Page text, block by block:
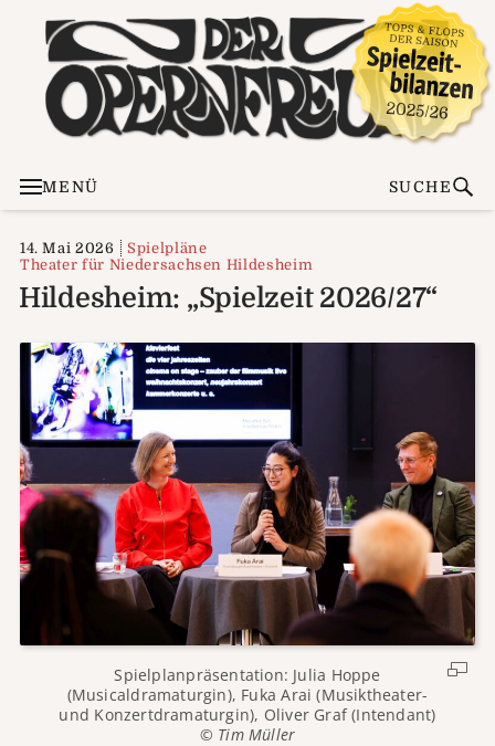
MENÜ SUCHE
14. Mai 2026
Spielpläne
Theater für Niedersachsen Hildesheim
Hildesheim: „Spielzeit 2026/27“
Spielplanpräsentation: Julia Hoppe
(Musicaldramaturgin), Fuka Arai (Musiktheater-
und Konzertdramaturgin), Oliver Graf (Intendant)
© Tim Müller